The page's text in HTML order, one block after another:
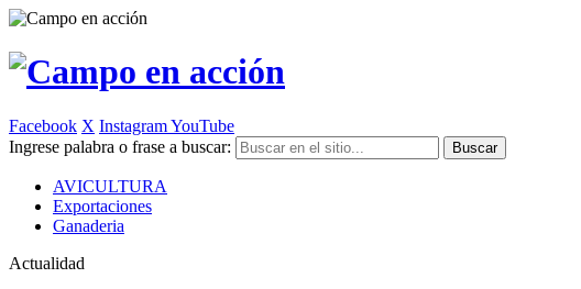
Facebook X InstagramYouTube
Ingrese palabra o frase a buscar:
AVICULTURA
Exportaciones
Ganaderia
Actualidad